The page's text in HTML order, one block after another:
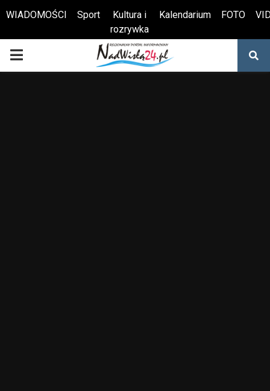
Otwórz pasek narzędzi
WIADOMOŚCI Sport
Kultura i
rozrywka
Kalendarium FOTO
PRIMARY